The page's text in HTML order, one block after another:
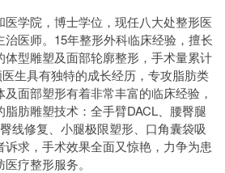
医学院，博士学位，现任八大处整形医
医师。15年整形外科临床经验，擅长
体型雕塑及面部轮廓整形，手术量累计
生具有独特的成长经历，专攻脂肪类
面部塑形有着非常丰富的临床经验，
肪雕塑技术：全手臂DACL、腰臀腿
线修复、小腿极限塑形、口角囊袋吸
求，手术效果全面又惊艳，力争为患
疗整形服务。